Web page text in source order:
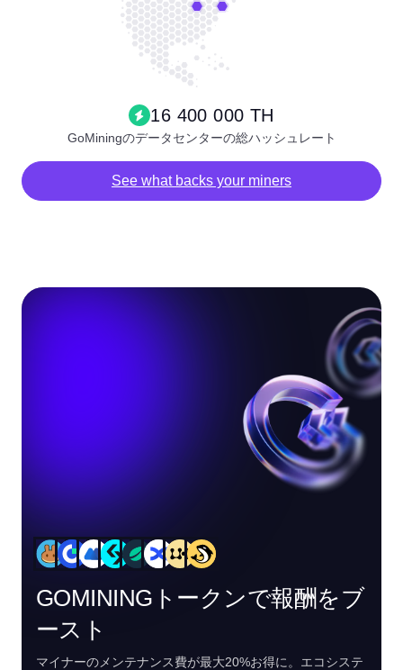
16 400 000 TH
GoMiningのデータセンターの総ハッシュレート
See what backs your miners
GOMININGトークンで報酬をブ
ースト
マイナーのメンテナンス費が最大20%お得に。エコシステ